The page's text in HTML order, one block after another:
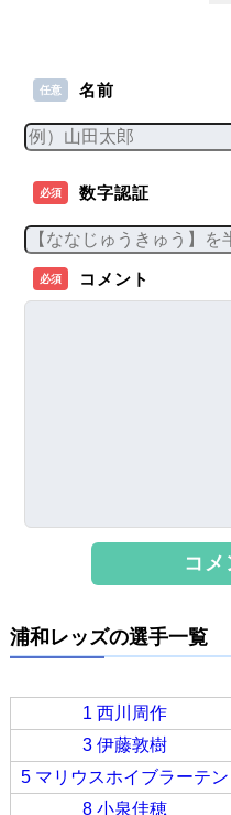
任意 名前
必須 数字認証
必須 コメント
浦和レッズの選手一覧
1 西川周作
3 伊藤敦樹
5 マリウスホイブラーテン
8 小泉佳穂